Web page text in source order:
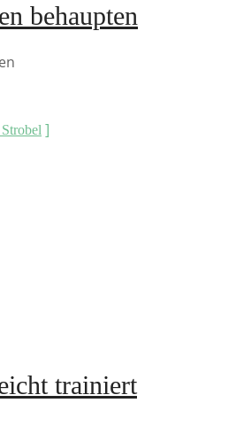
behaupten
Strobel ]
trainiert